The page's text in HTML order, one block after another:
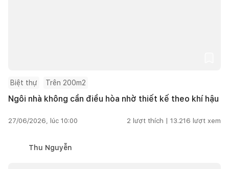
Biệt thự Trên 200m2
Ngôi nhà không cần điều hòa nhờ thiết kế theo khí hậu
27/06/2026, lúc 10:00 2 lượt thích | 13.216 lượt xem
Thu Nguyễn